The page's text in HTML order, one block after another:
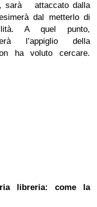
sarà attaccato dalla
dal metterlo di
A quel punto,
l’appiglio della
ha voluto cercare.
libreria: come la